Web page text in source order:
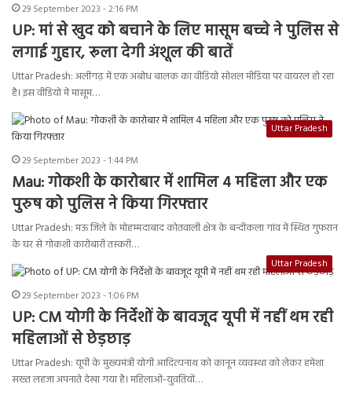
29 September 2023 - 2:16 PM
UP: मां से खुद को बचाने के लिए मासूम बच्चे ने पुलिस से
लगाई गुहार, रूला देगी अंशूल की बातें
Uttar Pradesh: अलीगढ़ में एक अबोध बालक का वीडियो सोशल मीडिया पर वायरल हो रहा
है। इस वीडियो में मासूम…
Uttar Pradesh
29 September 2023 - 1:44 PM
Mau: गोकशी के कारोबार में शामिल 4 महिला और एक
पुरुष को पुलिस ने किया गिरफ्तार
Uttar Pradesh: मऊ जिले के मोहम्मदाबाद कोतवाली क्षेत्र के बन्दीकला गांव में स्थित गुफरान
के घर से गोकशी कारोबारी तस्करी…
Uttar Pradesh
29 September 2023 - 1:06 PM
UP: CM योगी के निर्देशों के बावजूद यूपी में नहीं थम रही
महिलाओं से छेड़छाड़
Uttar Pradesh: यूपी के मुख्यमंत्री योगी आदित्यनाथ को कानून व्यवस्था को लेकर हमेशा
सख्त लहजा अपनाते देखा गया है। महिलाओं-युवतियों…